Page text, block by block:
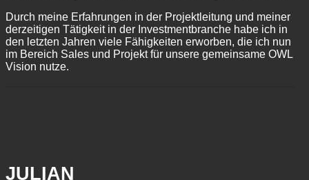
Durch meine Erfahrungen in der Projektleitung und meiner
derzeitigen Tätigkeit in der Investmentbranche habe ich in
den letzten Jahren viele Fähigkeiten erworben, die ich nun
im Bereich Sales und Projekt für unsere gemeinsame OWL
Vision nutze.
JULIAN